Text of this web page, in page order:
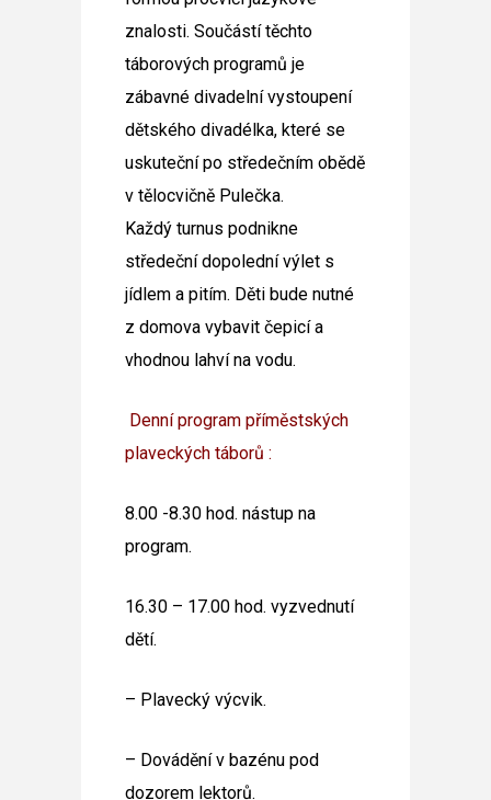
znalosti. Součástí těchto
táborových programů je
zábavné divadelní vystoupení
dětského divadélka, které se
uskuteční po středečním obědě
v tělocvičně Pulečka.
Každý turnus podnikne
středeční dopolední výlet s
jídlem a pitím. Děti bude nutné
z domova vybavit čepicí a
vhodnou lahví na vodu.
Denní program příměstských
plaveckých táborů :
8.00 -8.30 hod. nástup na
program.
16.30 – 17.00 hod. vyzvednutí
dětí.
– Plavecký výcvik.
– Dovádění v bazénu pod
dozorem lektorů.